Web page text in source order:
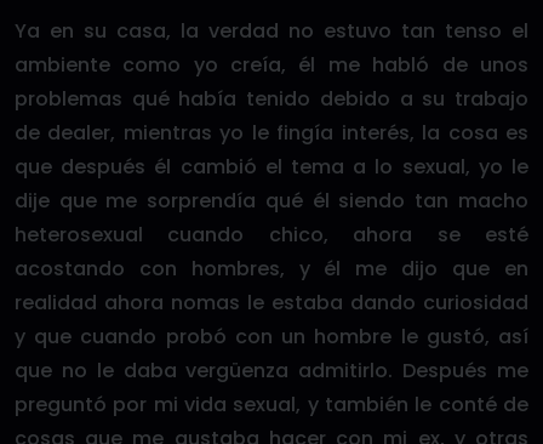
Ya en su casa, la verdad no estuvo tan tenso el
ambiente como yo creía, él me habló de unos
problemas qué había tenido debido a su trabajo
de dealer, mientras yo le fingía interés, la cosa es
que después él cambió el tema a lo sexual, yo le
dije que me sorprendía qué él siendo tan macho
heterosexual cuando chico, ahora se esté
acostando con hombres, y él me dijo que en
realidad ahora nomas le estaba dando curiosidad
y que cuando probó con un hombre le gustó, así
que no le daba vergüenza admitirlo. Después me
preguntó por mi vida sexual, y también le conté de